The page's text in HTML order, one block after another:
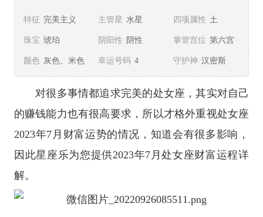
特征 完美主义 主管星 水星 四项属性 土
珠宝 琥珀 阴阳性 阴性 掌管宫位 第六宫
颜色 灰色、米色 幸运号码 4 守护神 汉密斯
对很多事情都追求完美的处女座 ，其实对自己
的赚钱能力也有很高要求，所以才格外重视处女座
2023年7月财富运势的情况，知道会有很多影响，
因此星座乐为您提供2023年7月处女座财富运程详
解。